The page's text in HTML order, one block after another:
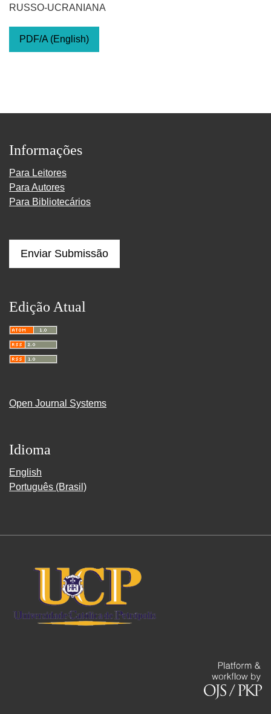
RUSSO-UCRANIANA
PDF/A (English)
Informações
Para Leitores
Para Autores
Para Bibliotecários
Enviar Submissão
Edição Atual
Open Journal Systems
Idioma
English
Português (Brasil)